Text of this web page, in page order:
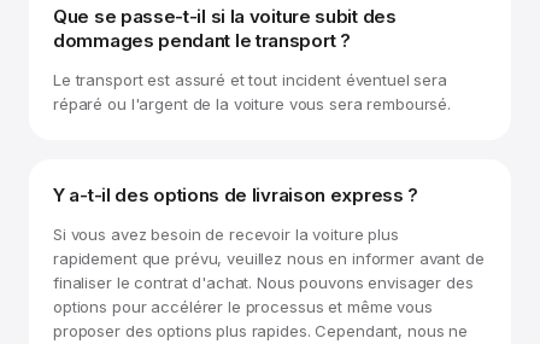
Que se passe-t-il si la voiture subit des
dommages pendant le transport ?
Le transport est assuré et tout incident éventuel sera
réparé ou l'argent de la voiture vous sera remboursé.
Y a-t-il des options de livraison express ?
Si vous avez besoin de recevoir la voiture plus
rapidement que prévu, veuillez nous en informer avant de
finaliser le contrat d'achat. Nous pouvons envisager des
options pour accélérer le processus et même vous
proposer des options plus rapides. Cependant, nous ne